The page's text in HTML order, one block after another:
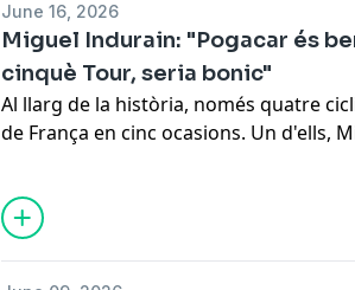
Paula Blasi. Amb ella parlem de la
l'equip de cara al Tour de França.
June 16, 2026
Miguel Indurain: "Pogacar és
cinquè Tour, seria bonic"
Al llarg de la història, només quatre
de França en cinc ocasions. Un d'ells,
"Ràdio Volta" per analitzar el Tour
entrevista a Aleix Clotet, que s'estrena
Caja Rural, i amb Joan Antoni Flecha,